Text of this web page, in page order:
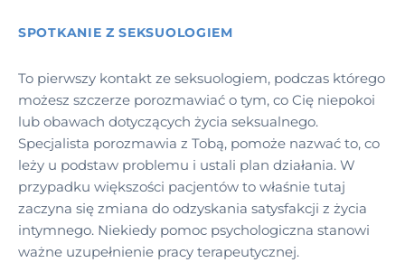
SPOTKANIE Z SEKSUOLOGIEM
To pierwszy kontakt ze seksuologiem, podczas którego
możesz szczerze porozmawiać o tym, co Cię niepokoi
lub obawach dotyczących życia seksualnego.
Specjalista porozmawia z Tobą, pomoże nazwać to, co
leży u podstaw problemu i ustali plan działania. W
przypadku większości pacjentów to właśnie tutaj
zaczyna się zmiana do odzyskania satysfakcji z życia
intymnego. Niekiedy pomoc psychologiczna stanowi
ważne uzupełnienie pracy terapeutycznej.